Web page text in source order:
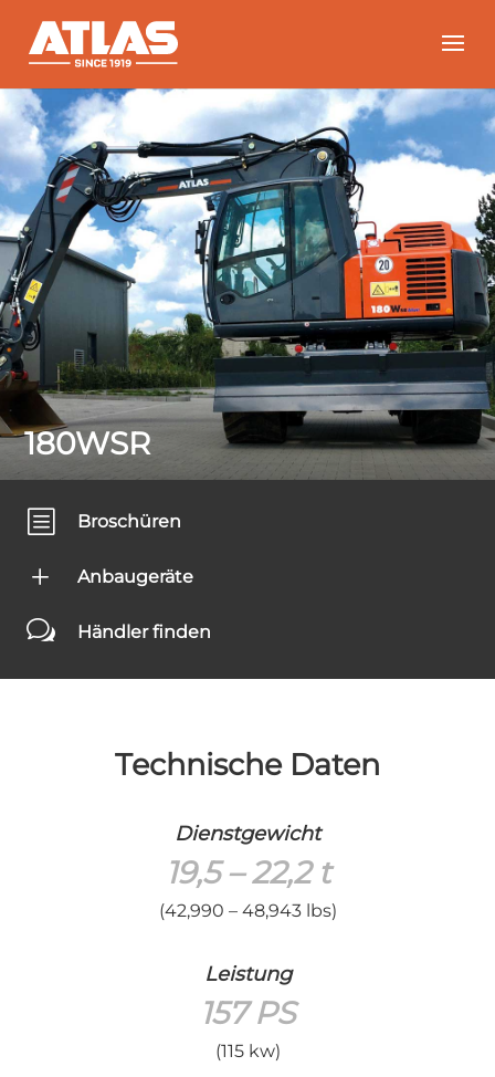
180WSR
b Broschüren
L Anbaugeräte
w Händler finden
Technische Daten
Dienstgewicht
19,5 – 22,2 t
(42,990 – 48,943 lbs)
Leistung
157 PS
(115 kw)